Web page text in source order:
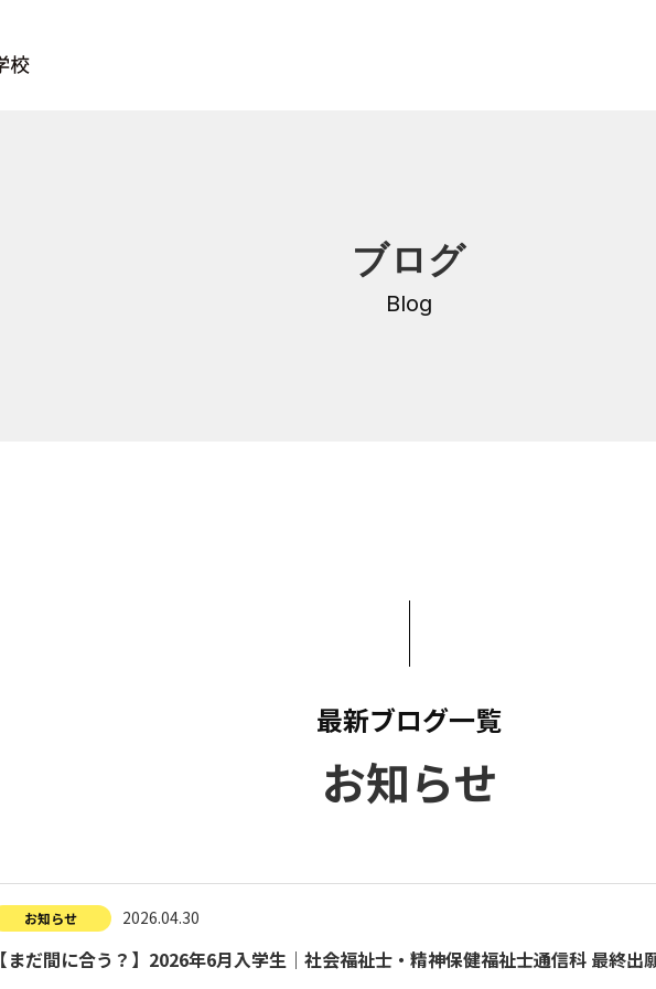
介護支援専門員更新研修
公共職業訓練
ブログ
Blog
最新ブログ一覧
お知らせ
お知らせ 2026.04.30
【まだ間に合う？】2026年6月入学生｜社会福祉士・精神保健福祉士通信科 最終出